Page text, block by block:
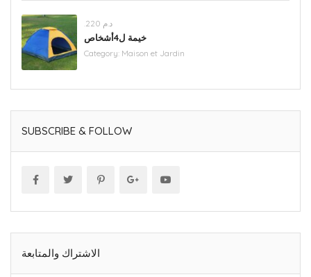
.د.م 220
خيمة ل4أشخاص
Category: Maison et Jardin
SUBSCRIBE & FOLLOW
الاشتراك والمتابعة